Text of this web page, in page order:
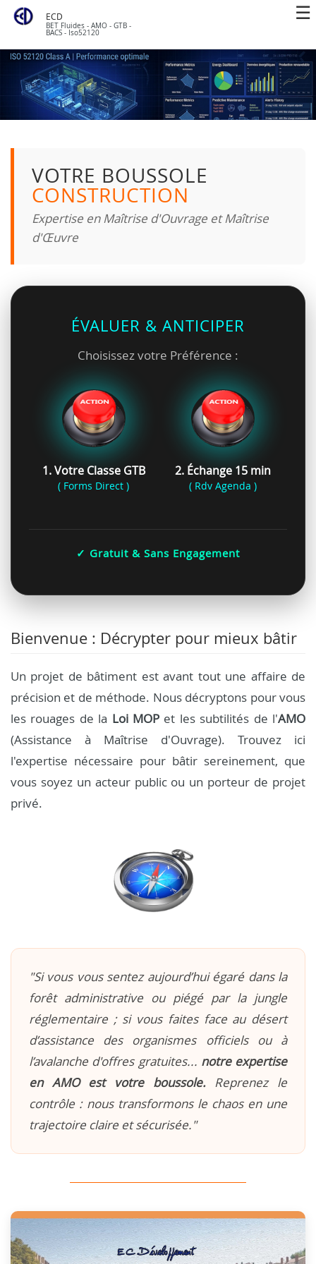
ECD
BET Fluides - AMO - GTB -
BACS - Iso52120
VOTRE BOUSSOLE
CONSTRUCTION
Expertise en Maîtrise d'Ouvrage et Maîtrise
d'Œuvre
ÉVALUER & ANTICIPER
Choisissez votre Préférence :
1. Votre Classe GTB
( Forms Direct )
2. Échange 15 min
( Rdv Agenda )
✓ Gratuit & Sans Engagement
Bienvenue : Décrypter pour mieux bâtir
Un projet de bâtiment est avant tout une affaire de
précision et de méthode. Nous décryptons pour vous
les rouages de la Loi MOP et les subtilités de l'AMO
(Assistance à Maîtrise d'Ouvrage). Trouvez ici
l'expertise nécessaire pour bâtir sereinement, que
vous soyez un acteur public ou un porteur de projet
privé.
"Si vous vous sentez aujourd’hui égaré dans la
forêt administrative ou piégé par la jungle
réglementaire ; si vous faites face au désert
d’assistance des organismes officiels ou à
l’avalanche d'offres gratuites... notre expertise
en AMO est votre boussole.Reprenez le
contrôle : nous transformons le chaos en une
trajectoire claire et sécurisée."